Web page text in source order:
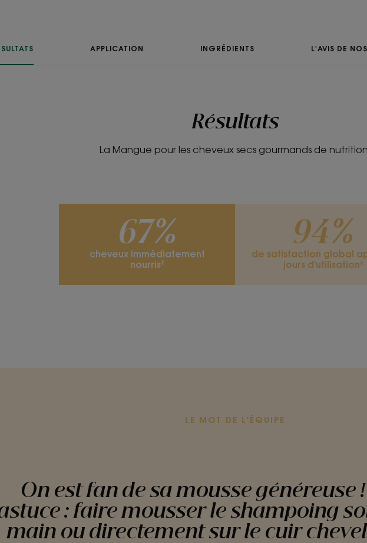
Mangue
dans notre quotidien. Nourrissante et généreuse, sa
APPLICATION INGRÉDIENTS L'AVIS DE
Résultats
La Mangue pour les cheveux secs gourmands de
67%
cheveux immédiatement
nourris²
94%
de satisfaction global
jours d'utilisation³
LE MOT DE L'ÉQUIPE
On est fan de sa mousse généreuse
: faire mousser le shampoing
main ou directement sur le cuir